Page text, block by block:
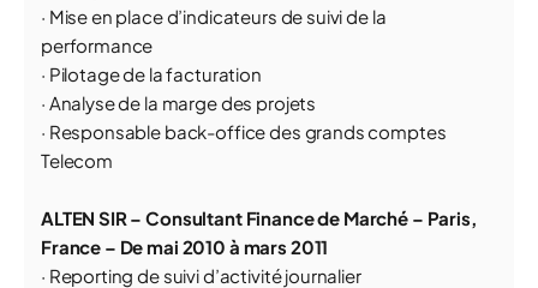
· Mise en place d’indicateurs de suivi de la
performance
· Pilotage de la facturation
· Analyse de la marge des projets
· Responsable back-office des grands comptes
Telecom
ALTEN SIR – Consultant Finance de Marché – Paris,
France – De mai 2010 à mars 2011
· Reporting de suivi d’activité journalier